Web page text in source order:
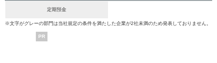
定期預金
※文字がグレーの部門は当社規定の条件を満たした企業が2社未満のため発表しておりません。
PR